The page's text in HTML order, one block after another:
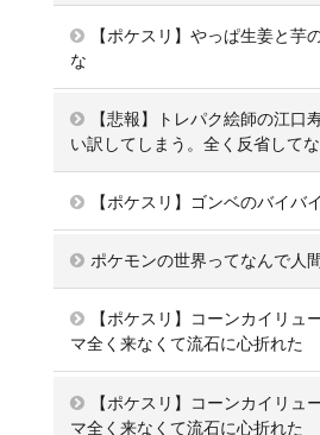
【ポケスリ】やっぱ生姜と芋
な
【悲報】トレパク絵師の江口
い訳してしまう。全く反省して
【ポケスリ】ゴンベのバイバ
ポケモンの世界ってなんで人
【ポケスリ】コーンカイリュ
マ全く来なくて流石に心折れた
【ポケスリ】コーンカイリュ
マ全く来なくて流石に心折れた